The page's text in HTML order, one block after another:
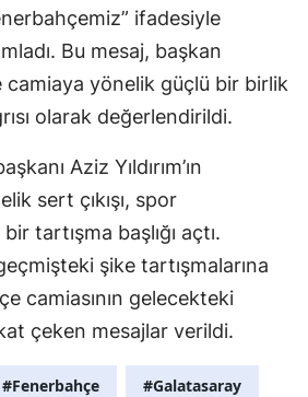
ifadesiyle
Bu mesaj, başkan
camiaya yönelik güçlü bir birlik
olarak değerlendirildi.
Aziz Yıldırım’ın
sert çıkışı, spor
tartışma başlığı açtı.
şike tartışmalarına
camiasının gelecekteki
çeken mesajlar verildi.
#Fenerbahçe #Galatasaray